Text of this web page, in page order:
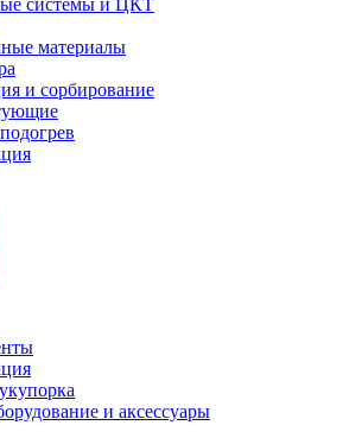
системы и ЦКТ
материалы
и сорбирование
и аксессуары